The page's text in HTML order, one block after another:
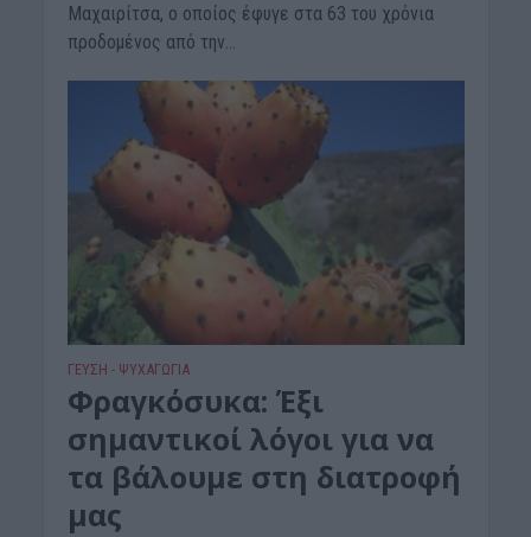
Μαχαιρίτσα, ο οποίος έφυγε στα 63 του χρόνια
προδομένος από την...
ΓΕΎΣΗ - ΨΥΧΑΓΩΓΊΑ
Φραγκόσυκα: Έξι
σημαντικοί λόγοι για να
τα βάλουμε στη διατροφή
μας